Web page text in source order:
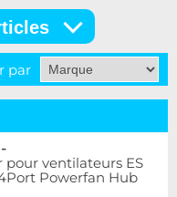
par
-
pour ventilateurs ES
Powerfan Hub